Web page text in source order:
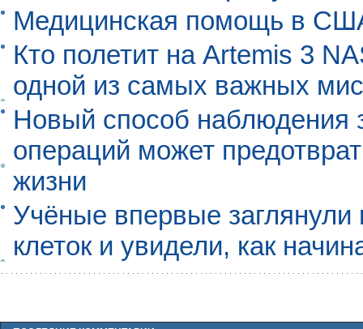
Медицинская помощь в
Кто полетит на Artemis 3
одной из самых важных
Новый способ наблюдения
операций может
жизни
Учёные впервые
клеток и увидели, как